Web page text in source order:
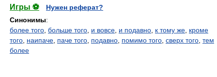
Игры ⚽
Нужен реферат?
Синонимы:
более того больше того и вовсе и подавно к тому же кроме
того наипаче паче того подавно помимо того сверх того тем
более